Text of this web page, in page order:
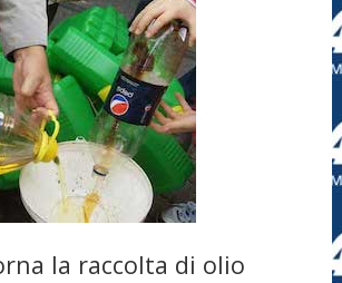
la raccolta di olio